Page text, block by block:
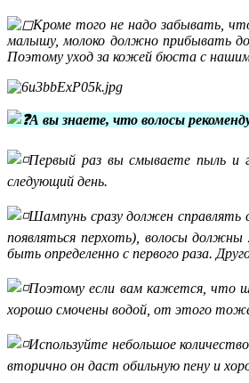
Кроме того не надо забывать,
малышу, молоко должно прибывать
Поэтому уход за кожей бюста с
А вы знаете, что волосы
Первый раз вы смываете пыль и
следующий день.
Шампунь сразу должен справлять
появляться перхоть), волосы
быть определенно с первого раза.
Поэтому если вам кажется, что
хорошо смочены водой, от этого
Используйте небольшое
вторично он даст обильную пену и